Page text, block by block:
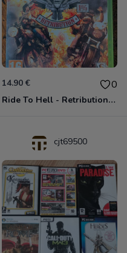
14.90 € 0
Ride To Hell - Retribution Xbox 360
cjt69500